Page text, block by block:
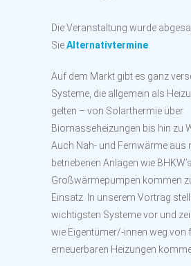
Die Veranstaltung wurde
SieAlternativtermine
Auf dem Markt gibt es ganz
Systeme, die allgemein als
gelten – von Solarthermie über
Biomasseheizungen bis hin zu
Auch Nah- und Fernwärme aus
betriebenen Anlagen wie
Großwärmepumpen kommen
Einsatz. In unserem Vortrag
wichtigsten Systeme vor und
wie Eigentümer/-innen weg von
erneuerbaren Heizungen